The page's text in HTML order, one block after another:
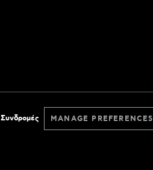
Συνδρομές MANAGE PREFERENCES